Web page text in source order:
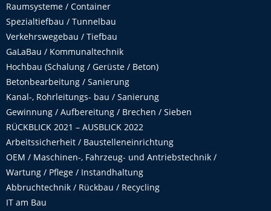
Raumsysteme / Container
Spezialtiefbau / Tunnelbau
Verkehrswegebau / Tiefbau
GaLaBau / Kommunaltechnik
Hochbau (Schalung / Gerüste / Beton)
Betonbearbeitung / Sanierung
Kanal-, Rohrleitungs- bau / Sanierung
Gewinnung / Aufbereitung / Brechen / Sieben
RÜCKBLICK 2021 – AUSBLICK 2022
Arbeitssicherheit / Baustelleneinrichtung
OEM / Maschinen-, Fahrzeug- und Antriebstechnik /
Wartung / Pflege / Instandhaltung
Abbruchtechnik / Rückbau / Recycling
IT am Bau